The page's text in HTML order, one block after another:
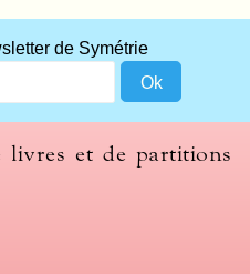
de Symétrie
livres et de partitions